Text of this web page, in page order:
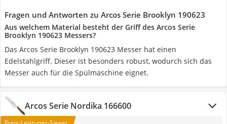
Fragen und Antworten zu Arcos Serie Brooklyn 190623
Aus welchem Material besteht der Griff des Arcos Serie
Brooklyn 190623 Messers?
Das Arcos Serie Brooklyn 190623 Messer hat einen
Edelstahlgriff. Dieser ist besonders robust, wodurch sich das
Messer auch für die Spülmaschine eignet.
Arcos Serie Nordika 166600